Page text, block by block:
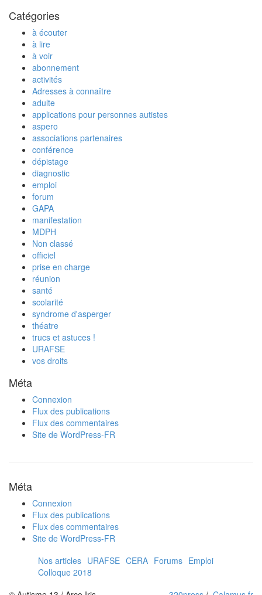
Catégories
à écouter
à lire
à voir
abonnement
activités
Adresses à connaître
adulte
applications pour personnes autistes
aspero
associations partenaires
conférence
dépistage
diagnostic
emploi
forum
GAPA
manifestation
MDPH
Non classé
officiel
prise en charge
réunion
santé
scolarité
syndrome d'asperger
théatre
trucs et astuces !
URAFSE
vos droits
Méta
Connexion
Flux des publications
Flux des commentaires
Site de WordPress-FR
Méta
Connexion
Flux des publications
Flux des commentaires
Site de WordPress-FR
Nos articles URAFSE CERA Forums Emploi
Colloque 2018